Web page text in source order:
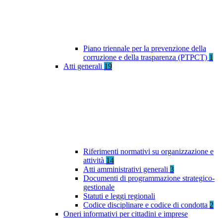
Piano triennale per la prevenzione della
corruzione e della trasparenza (PTPCT) 1
Atti generali 19
Riferimenti normativi su organizzazione e
attività 14
Atti amministrativi generali 3
Documenti di programmazione strategico-
gestionale
Statuti e leggi regionali
Codice disciplinare e codice di condotta 2
Oneri informativi per cittadini e imprese